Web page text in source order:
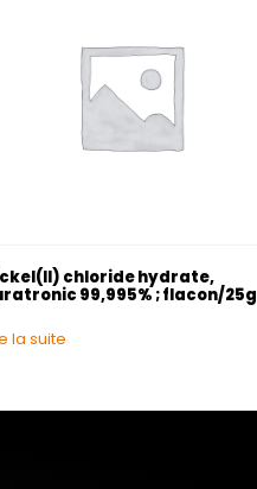
chloride hydrate,
99,995% ; flacon/25g
la suite